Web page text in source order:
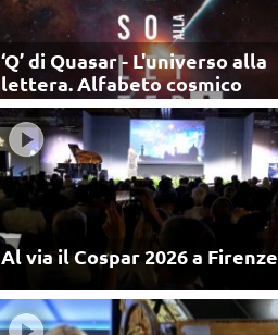
‘Q’ di Quasar - L'universo alla
lettera. Alfabeto cosmico
Al via il Cospar 2026 a Firenze